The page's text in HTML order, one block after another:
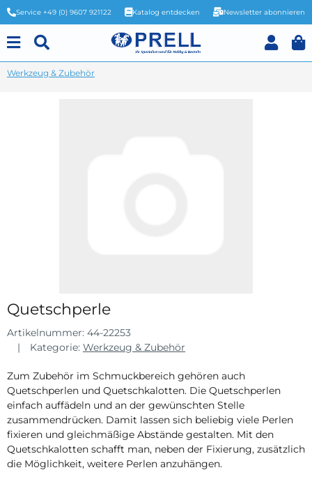
Service +49 (0) 9607 921122 Katalog entdecken Newsletter abonnieren
Werkzeug & Zubehör
Quetschperle
Artikelnummer: 44-22253
Kategorie: Werkzeug & Zubehör
Zum Zubehör im Schmuckbereich gehören auch
Quetschperlen und Quetschkalotten. Die Quetschperlen
einfach auffädeln und an der gewünschten Stelle
zusammendrücken. Damit lassen sich beliebig viele Perlen
fixieren und gleichmäßige Abstände gestalten. Mit den
Quetschkalotten schafft man, neben der Fixierung, zusätzlich
die Möglichkeit, weitere Perlen anzuhängen.